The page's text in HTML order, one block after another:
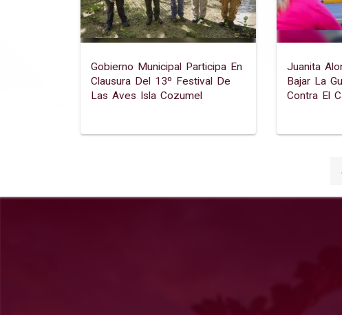
Gobierno Municipal Participa En
Clausura Del 13º Festival De
Las Aves Isla Cozumel
Juanita
Bajar La
Contra El